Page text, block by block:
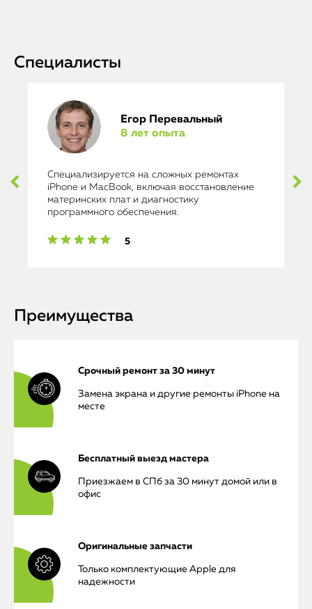
Специалисты
Егор Перевальный
8 лет опыта
Специализируется на сложных ремонтах
iPhone и MacBook, включая восстановление
материнских плат и диагностику
программного обеспечения.
5
Преимущества
Срочный ремонт за 30 минут
Замена экрана и другие ремонты iPhone на
месте
Бесплатный выезд мастера
Приезжаем в СПб за 30 минут домой или в
офис
Оригинальные запчасти
Только комплектующие Apple для
надежности